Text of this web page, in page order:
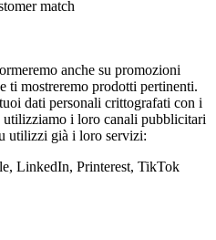
match
anche su promozioni
ti mostreremo prodotti pertinenti.
dati personali crittografati con i
utilizziamo i loro canali pubblicitari
utilizzi già i loro servizi:
LinkedIn, Printerest, TikTok